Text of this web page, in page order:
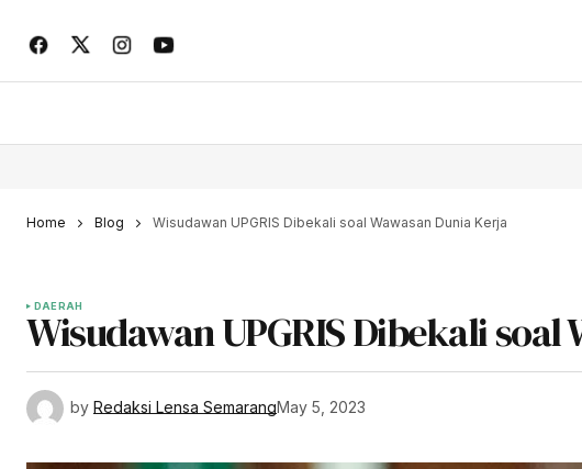
Home Blog Wisudawan UPGRIS Dibekali soal Wawasan Dunia Kerja
DAERAH
Wisudawan UPGRIS Dibekali soal
by Redaksi Lensa SemarangMay 5, 2023